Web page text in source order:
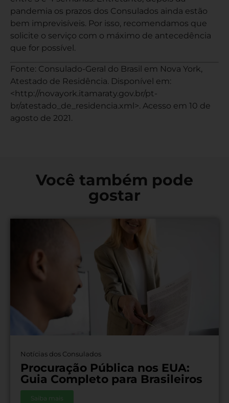
pandemia os prazos dos Consulados ainda estão
bem imprevisíveis. Por isso, recomendamos que
solicite o serviço com o máximo de antecedência
que for possível.
Fonte: Consulado-Geral do Brasil em Nova York,
Atestado de Residência. Disponível em:
<http://novayork.itamaraty.gov.br/pt-
br/atestado_de_residencia.xml>. Acesso em 10 de
agosto de 2021.
Você também pode
gostar
Notícias dos Consulados
Procuração Pública nos EUA:
Guia Completo para Brasileiros
Saiba mais